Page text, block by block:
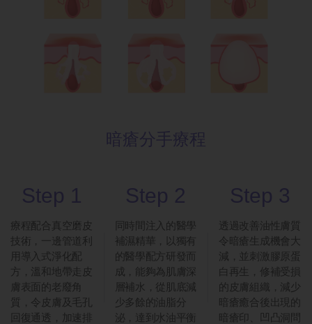
暗瘡分手療程
Step 1
療程配合真空磨皮
技術，一邊管道利
用導入式淨化配
方，溫和地帶走皮
膚表面的老廢角
質，令皮膚及毛孔
回復通透，加速排
Step 2
同時間注入的醫學
補濕精華，以獨有
的醫學配方研發而
成，能夠為肌膚深
層補水，從肌底減
少多餘的油脂分
泌，達到水油平衡
Step 3
透過改善油性膚質
令暗瘡生成機會大
減，並刺激膠原蛋
白再生，修補受損
的皮膚組織，減少
暗瘡癒合後出現的
暗瘡印、凹凸洞問